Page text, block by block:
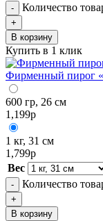
- Количество
+
В корзину
Купить в 1 клик
Фирменный пирог
600 гр, 26 см
1,199р
1 кг, 31 см
1,799р
Вес
- Количество
+
В корзину